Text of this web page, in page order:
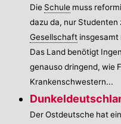
Die Schule muss
dazu da, nur Studenten
Gesellschaft insgesamt
Das Land benötigt
genauso dringend, wie
Krankenschwestern...
Der Ostdeutsche hat